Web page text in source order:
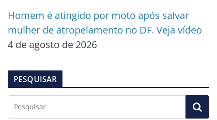
Homem é atingido por moto após salvar
mulher de atropelamento no DF. Veja vídeo
4 de agosto de 2026
PESQUISAR